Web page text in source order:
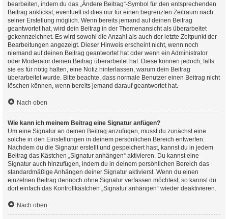
bearbeiten, indem du das „Ändere Beitrag“-Symbol für den entsprechenden
Beitrag anklickst; eventuell ist dies nur für einen begrenzten Zeitraum nach
seiner Erstellung möglich. Wenn bereits jemand auf deinen Beitrag
geantwortet hat, wird dein Beitrag in der Themenansicht als überarbeitet
gekennzeichnet. Es wird sowohl die Anzahl als auch der letzte Zeitpunkt der
Bearbeitungen angezeigt. Dieser Hinweis erscheint nicht, wenn noch
niemand auf deinen Beitrag geantwortet hat oder wenn ein Administrator
oder Moderator deinen Beitrag überarbeitet hat. Diese können jedoch, falls
sie es für nötig halten, eine Notiz hinterlassen, warum dein Beitrag
überarbeitet wurde. Bitte beachte, dass normale Benutzer einen Beitrag nicht
löschen können, wenn bereits jemand darauf geantwortet hat.
Nach oben
Wie kann ich meinem Beitrag eine Signatur anfügen?
Um eine Signatur an deinen Beitrag anzufügen, musst du zunächst eine
solche in den Einstellungen in deinem persönlichen Bereich entwerfen.
Nachdem du die Signatur erstellt und gespeichert hast, kannst du in jedem
Beitrag das Kästchen „Signatur anhängen“ aktivieren. Du kannst eine
Signatur auch hinzufügen, indem du in deinem persönlichen Bereich das
standardmäßige Anhängen deiner Signatur aktivierst. Wenn du einen
einzelnen Beitrag dennoch ohne Signatur verfassen möchtest, so kannst du
dort einfach das Kontrollkästchen „Signatur anhängen“ wieder deaktivieren.
Nach oben